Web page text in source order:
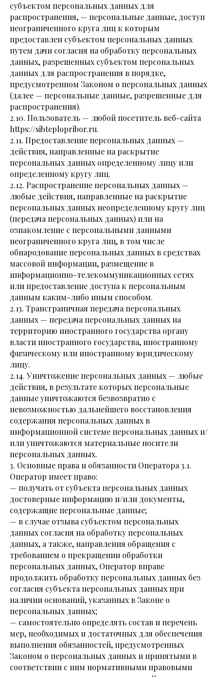
субъектом персональных данных для
распространения, — персональные данные, доступ
неограниченного круга лиц к которым
предоставлен субъектом персональных данных
путем дачи согласия на обработку персональных
данных, разрешенных субъектом персональных
данных для распространения в порядке,
предусмотренном Законом о персональных данных
(далее — персональные данные, разрешенные для
распространения).
2.10. Пользователь — любой посетитель веб-сайта
https://sibteplopribor.ru.
2.11. Предоставление персональных данных —
действия, направленные на раскрытие
персональных данных определенному лицу или
определенному кругу лиц.
2.12. Распространение персональных данных —
любые действия, направленные на раскрытие
персональных данных неопределенному кругу лиц
(передача персональных данных) или на
ознакомление с персональными данными
неограниченного круга лиц, в том числе
обнародование персональных данных в средствах
массовой информации, размещение в
информационно-телекоммуникационных сетях
или предоставление доступа к персональным
данным каким-либо иным способом.
2.13. Трансграничная передача персональных
данных — передача персональных данных на
территорию иностранного государства органу
власти иностранного государства, иностранному
физическому или иностранному юридическому
лицу.
2.14. Уничтожение персональных данных — любые
действия, в результате которых персональные
данные уничтожаются безвозвратно с
невозможностью дальнейшего восстановления
содержания персональных данных в
информационной системе персональных данных и/
или уничтожаются материальные носители
персональных данных.
3. Основные права и обязанности Оператора 3.1.
Оператор имеет право:
— получать от субъекта персональных данных
достоверные информацию и/или документы,
содержащие персональные данные;
— в случае отзыва субъектом персональных
данных согласия на обработку персональных
данных, а также, направления обращения с
требованием о прекращении обработки
персональных данных, Оператор вправе
продолжить обработку персональных данных без
согласия субъекта персональных данных при
наличии оснований, указанных в Законе о
персональных данных;
— самостоятельно определять состав и перечень
мер, необходимых и достаточных для обеспечения
выполнения обязанностей, предусмотренных
Законом о персональных данных и принятыми в
соответствии с ним нормативными правовыми